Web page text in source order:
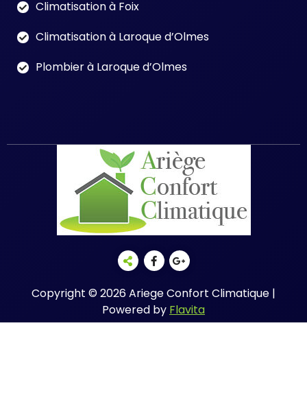
Climatisation à Foix
Climatisation à Laroque d’Olmes
Plombier à Laroque d’Olmes
Copyright © 2026 Ariege Confort Climatique |
Powered by Flavita